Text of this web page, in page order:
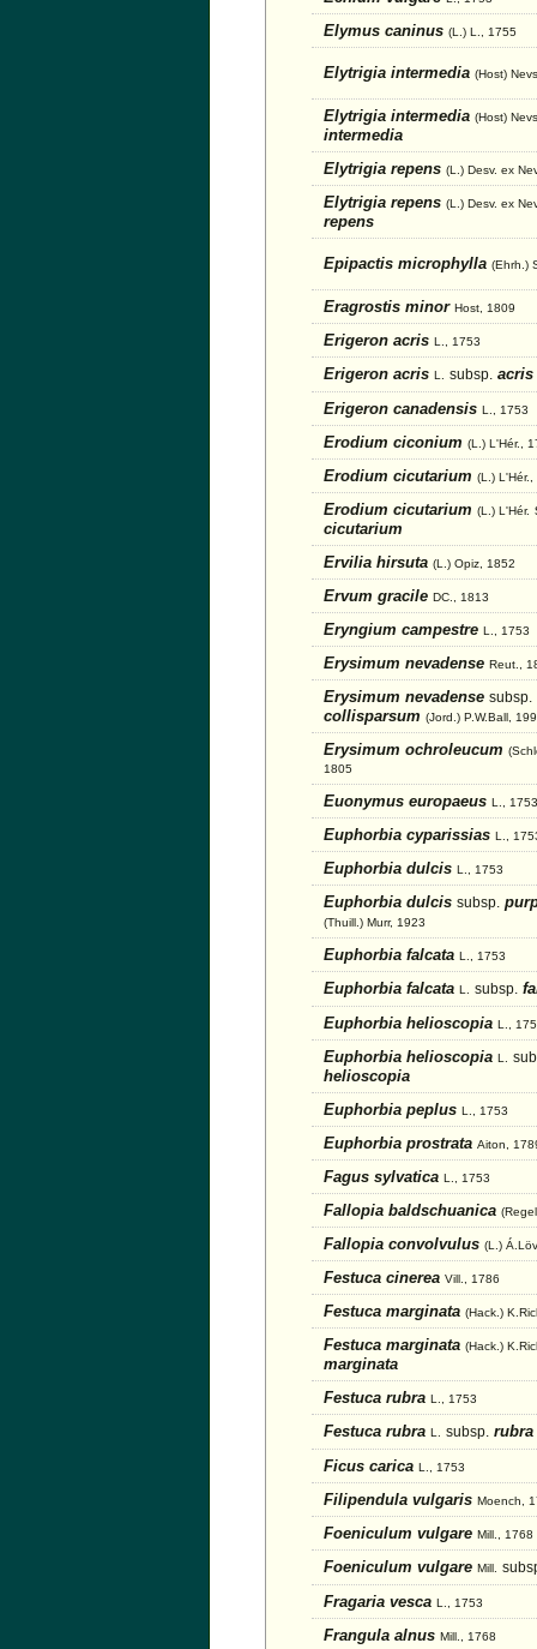
Elymus caninus (L.) L., 1755
Elytrigia intermedia (Host)
Elytrigia intermedia (Host)
intermedia
Elytrigia repens (L.) Desv. ex
Elytrigia repens (L.) Desv. ex
repens
Epipactis microphylla (Ehrh.)
Eragrostis minor Host, 1809
Erigeron acris L., 1753
Erigeron acris L. subsp.acris
Erigeron canadensis L., 1753
Erodium ciconium (L.) L'Hér.,
Erodium cicutarium (L.)
Erodium cicutarium (L.) L'Hér.
cicutarium
Ervilia hirsuta (L.) Opiz, 1852
Ervum gracile DC., 1813
Eryngium campestre L., 1753
Erysimum nevadense Reut.,
Erysimum nevadense subsp.
collisparsum (Jord.) P.W.Ball,
Erysimum ochroleucum
1805
Euonymus europaeus L., 1753
Euphorbia cyparissias L.,
Euphorbia dulcis L., 1753
Euphorbia dulcis subsp.
(Thuill.) Murr, 1923
Euphorbia falcata L., 1753
Euphorbia falcata L. subsp.
Euphorbia helioscopia L.,
Euphorbia helioscopia L.
helioscopia
Euphorbia peplus L., 1753
Euphorbia prostrata Aiton,
Fagus sylvatica L., 1753
Fallopia baldschuanica
Fallopia convolvulus (L.)
Festuca cinerea Vill., 1786
Festuca marginata (Hack.)
Festuca marginata (Hack.)
marginata
Festuca rubra L., 1753
Festuca rubra L. subsp.rubra
Ficus carica L., 1753
Filipendula vulgaris Moench,
Foeniculum vulgare Mill., 1768
Foeniculum vulgare Mill.
Fragaria vesca L., 1753
Frangula alnus Mill., 1768